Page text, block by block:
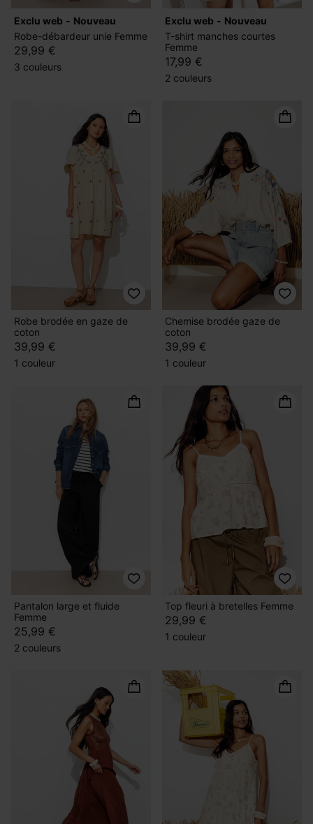
exclu web
nouveau
Robe-débardeur unie Femme
29,99 €
3 couleurs
exclu web
nouveau
T-shirt manches courtes
Femme
17,99 €
2 couleurs
Robe brodée en gaze de
coton
39,99 €
1 couleur
Chemise brodée gaze de
coton
39,99 €
1 couleur
Pantalon large et fluide
Femme
25,99 €
2 couleurs
Top fleuri à bretelles Femme
29,99 €
1 couleur